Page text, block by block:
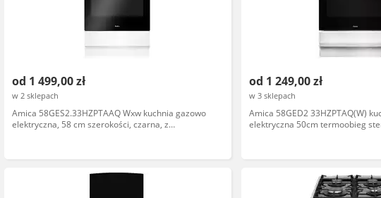
od 1 499,00 zł
w 2 sklepach
Amica 58GES2.33HZPTAAQ Wxw kuchnia gazowo
elektryczna, 58 cm szerokości, czarna, z
od 1 249,00 zł
w 3 sklepach
Amica 58GED2 33HZPTAQ(W)
elektryczna 50cm termoobieg